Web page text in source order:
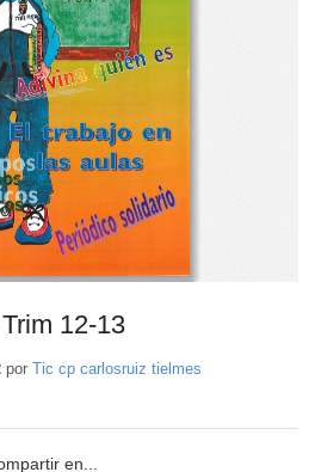
12-13
por Tic cp carlosruiz tielmes